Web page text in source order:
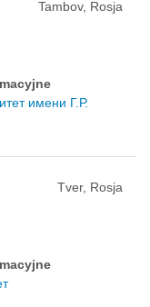
Tambov, Rosja
имени Г.Р.
Tver, Rosja